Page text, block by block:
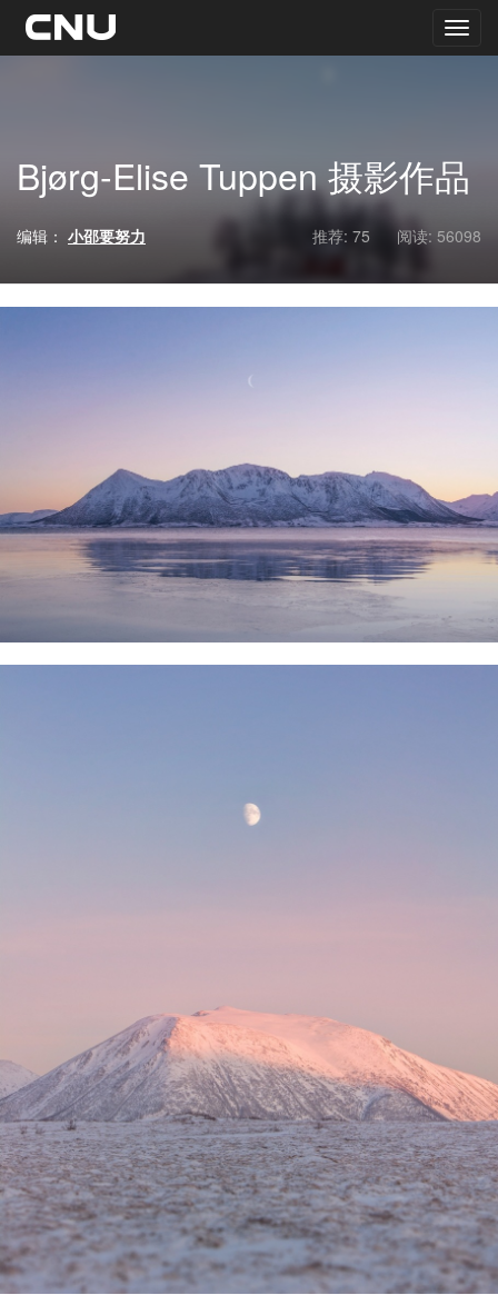
Bjørg-Elise Tuppen 摄影作品
编辑： 小邵要努力 推荐: 75 阅读: 56098